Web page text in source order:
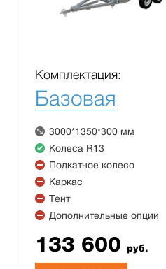
Комплектация:
Базовая
3000*1350*300 мм
Колеса R13
Подкатное колесо
Каркас
Тент
Дополнительные опции
133 600 руб.